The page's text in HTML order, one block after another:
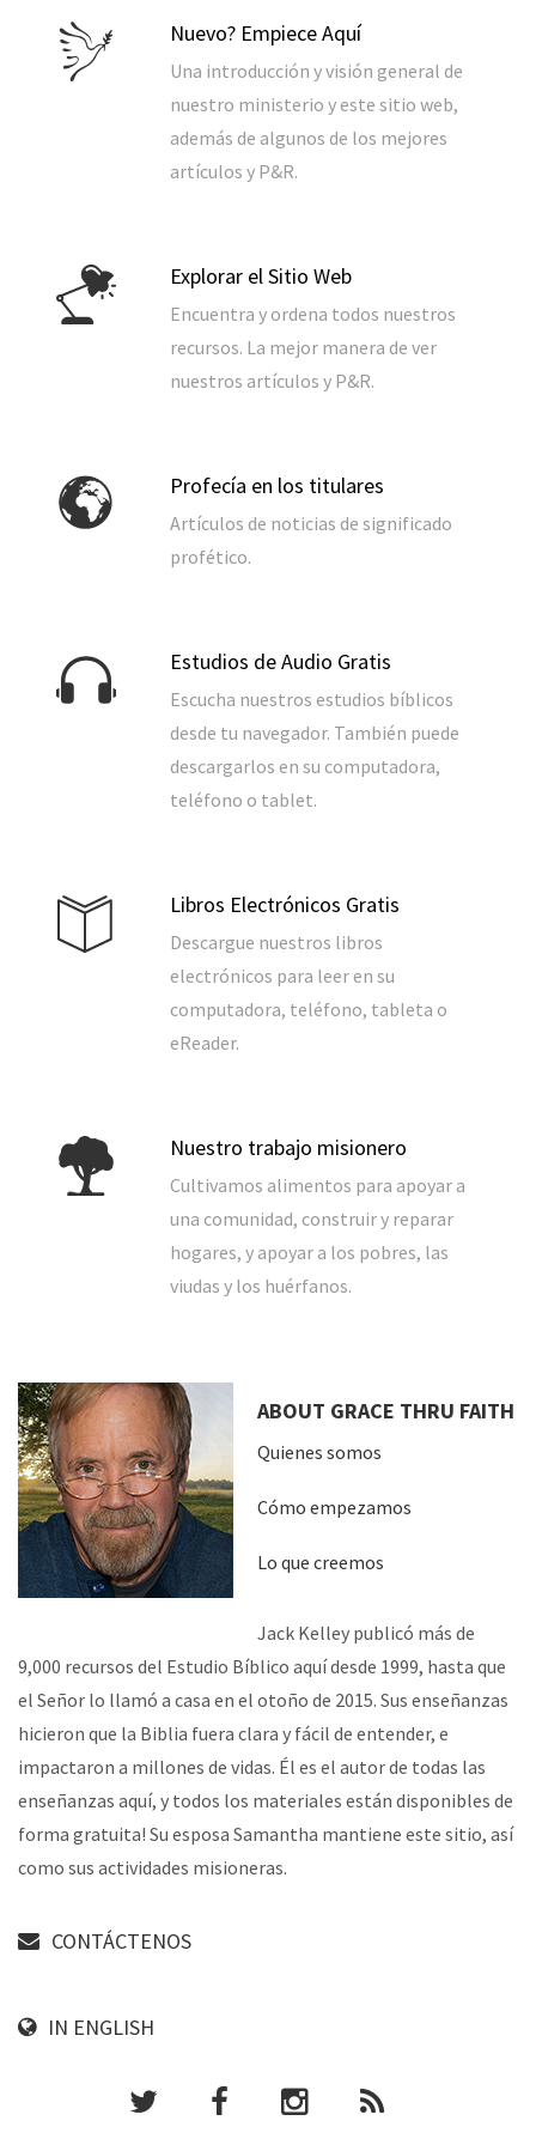
Nuevo? Empiece Aquí
Una introducción y visión general de
nuestro ministerio y este sitio web,
además de algunos de los mejores
artículos y P&R.
Explorar el Sitio Web
Encuentra y ordena todos nuestros
recursos. La mejor manera de ver
nuestros artículos y P&R.
Profecía en los titulares
Artículos de noticias de significado
profético.
Estudios de Audio Gratis
Escucha nuestros estudios bíblicos
desde tu navegador. También puede
descargarlos en su computadora,
teléfono o tablet.
Libros Electrónicos Gratis
Descargue nuestros libros
electrónicos para leer en su
computadora, teléfono, tableta o
eReader.
Nuestro trabajo misionero
Cultivamos alimentos para apoyar a
una comunidad, construir y reparar
hogares, y apoyar a los pobres, las
viudas y los huérfanos.
ABOUT GRACE THRU FAITH
Quienes somos
Cómo empezamos
Lo que creemos
Jack Kelley publicó más de
9,000 recursos del Estudio Bíblico aquí desde 1999, hasta que
el Señor lo llamó a casa en el otoño de 2015. Sus enseñanzas
hicieron que la Biblia fuera clara y fácil de entender, e
impactaron a millones de vidas. Él es el autor de todas las
enseñanzas aquí, y todos los materiales están disponibles de
forma gratuita! Su esposa Samantha mantiene este sitio, así
como sus actividades misioneras.
CONTÁCTENOS
IN ENGLISH